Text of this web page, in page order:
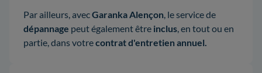
Par ailleurs, avecGaranka Alençon, le service de
dépannage peut également être inclus, en tout ou en
partie, dans votrecontrat d'entretien annuel.